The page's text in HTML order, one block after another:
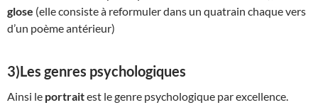
glose (elle consiste à reformuler dans un quatrain chaque vers
d’un poème antérieur)
3)Les genres psychologiques
Ainsi le portraitest le genre psychologique par excellence.